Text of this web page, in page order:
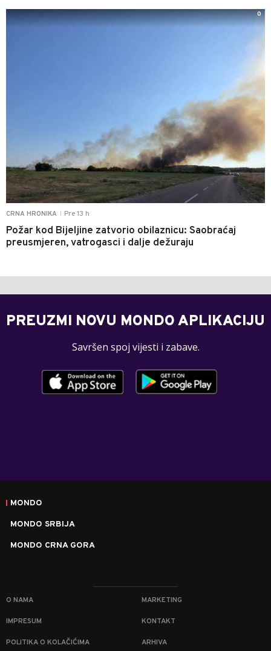
CRNA HRONIKA Pre 13 h
Požar kod Bijeljine zatvorio obilaznicu: Saobraćaj
preusmjeren, vatrogasci i dalje dežuraju
0
PREUZMI NOVU MONDO APLIKACIJU
Savršen spoj vijesti i zabave.
MONDO
MONDO SRBIJA
MONDO CRNA GORA
O NAMA MARKETING
IMPRESUM KONTAKT
POLITIKA O KOLAČIĆIMA ARHIVA